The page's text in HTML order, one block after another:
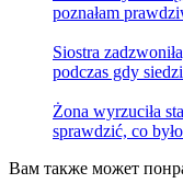
poznałam
Siostra
podczas gdy
Żona wyrzuciła
sprawdzić, co
Вам также может